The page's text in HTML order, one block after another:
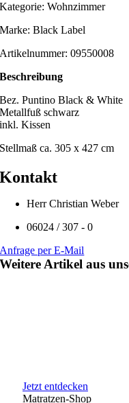
Jetzt entdecken
Matratzen-Shop
Kategorie: Wohnzimmer
Marke: Black Label
Artikelnummer: 09550008
Beschreibung
Bez. Puntino Black & White
Metallfuß schwarz
inkl. Kissen
Stellmaß ca. 305 x 427 cm
Kontakt
Herr Christian Weber
06024 / 307 - 0
Anfrage per E-Mail
Weitere Artikel aus